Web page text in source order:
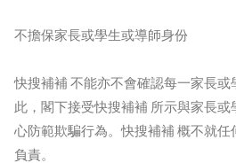
不擔保家長或學生或導師身份
快搜補補 不能亦不會確認每一家長
此，閣下接受快搜補補 所示與家長
心防範欺騙行為。快搜補補 概不就
負責。